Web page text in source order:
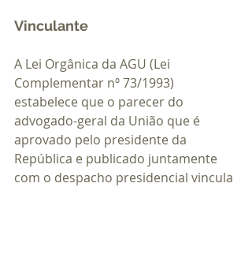
Vinculante
A Lei Orgânica da AGU (Lei
Complementar nº 73/1993)
estabelece que o parecer do
advogado-geral da União que é
aprovado pelo presidente da
República e publicado juntamente
com o despacho presidencial vincula